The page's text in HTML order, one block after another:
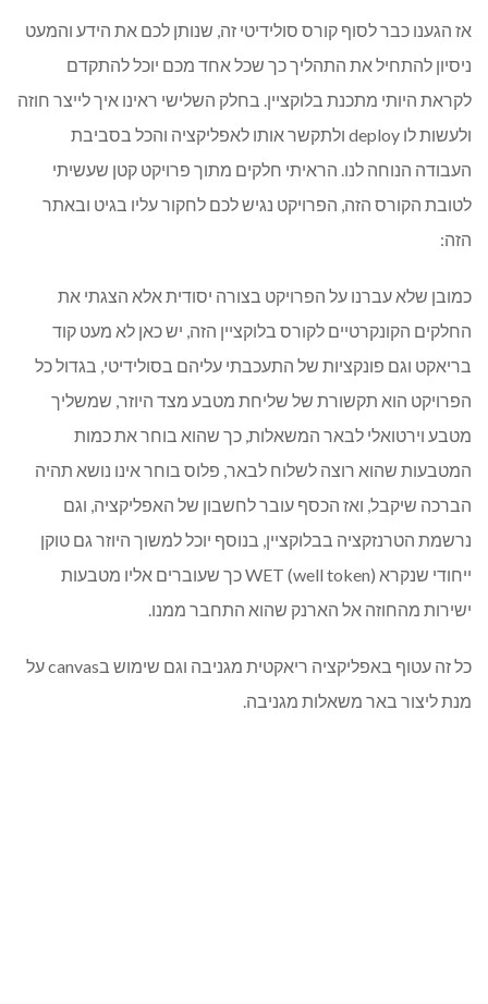
אז הגענו כבר לסוף קורס סולידיטי זה, שנותן לכם את הידע והמעט
ניסיון להתחיל את התהליך כך שכל אחד מכם יוכל להתקדם
לקראת היותי מתכנת בלוקציין. בחלק השלישי ראינו איך לייצר חוזה
ולעשות לו deploy ולתקשר אותו לאפליקציה והכל בסביבת
העבודה הנוחה לנו. הראיתי חלקים מתוך פרויקט קטן שעשיתי
לטובת הקורס הזה, הפרויקט נגיש לכם לחקור עליו בגיט ובאתר
הזה:
כמובן שלא עברנו על הפרויקט בצורה יסודית אלא הצגתי את
החלקים הקונקרטיים לקורס בלוקציין הזה, יש כאן לא מעט קוד
בריאקט וגם פונקציות של התעכבתי עליהם בסולידיטי, בגדול כל
הפרויקט הוא תקשורת של שליחת מטבע מצד היוזר, שמשליך
מטבע וירטואלי לבאר המשאלות, כך שהוא בוחר את כמות
המטבעות שהוא רוצה לשלוח לבאר, פלוס בוחר אינו נושא תהיה
הברכה שיקבל, ואז הכסף עובר לחשבון של האפליקציה, וגם
נרשמת הטרנזקציה בבלוקציין, בנוסף יוכל למשוך היוזר גם טוקן
ייחודי שנקרא WET (well token) כך שעוברים אליו מטבעות
ישירות מהחוזה אל הארנק שהוא התחבר ממנו.
כל זה עטוף באפליקציה ריאקטית מגניבה וגם שימוש בcanvas על
מנת ליצור באר משאלות מגניבה.